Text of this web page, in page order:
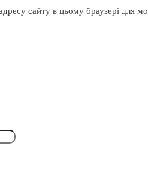
сайту в цьому браузері для